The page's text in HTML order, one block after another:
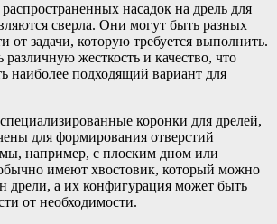
насадок на дрель для
сверла. Они могут быть разных
от задачи, которую требуется выполнить.
жесткость и качество, что
наиболее подходящий вариант для
коронки для дрелей,
для формирования отверстий
например, с плоским дном или
имеют хвостовик, который можно
дрели, а их конфигурация может быть
от необходимости.